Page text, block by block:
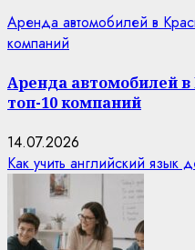
Аренда автомобилей в
компаний
Аренда автомобилей
топ-10 компаний
14.07.2026
Как учить английский язык